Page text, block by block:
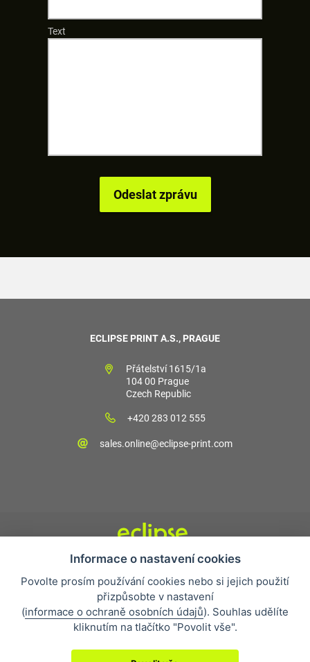
Text
ECLIPSE PRINT A.S., PRAGUE
Přátelství 1615/1a
104 00 Prague
Czech Republic
+420 283 012 555
sales.online@eclipse-print.com
Obchodní podmínky
Nejčastější otázky
Ochrana osobních údajů
O společnosti
Whistleblowing
Informace o nastavení cookies
Povolte prosím používání cookies nebo si jejich použití
přizpůsobte v nastavení
(informace o ochraně osobních údajů). Souhlas udělíte
kliknutím na tlačítko "Povolit vše".